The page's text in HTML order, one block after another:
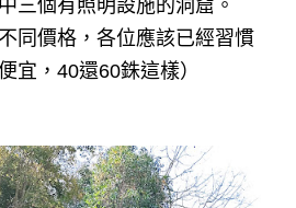
三個有照明設施的洞窟。
同價格，各位應該已經習慣
宜，40還60銖這樣）